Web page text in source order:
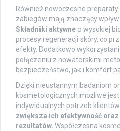
Również nowoczesne
zabiegów mają znaczący
Składniki aktywne o wysokiej
procesy regeneracji skóry, co
efekty. Dodatkowo
połączeniu z nowatorskimi
bezpieczeństwo, jak i komfort
Dzięki nieustannym badaniom
kosmetologicznych możliwe
indywidualnych potrzeb klientów.
zwiększa ich efektywność
rezultatów. Współczesna